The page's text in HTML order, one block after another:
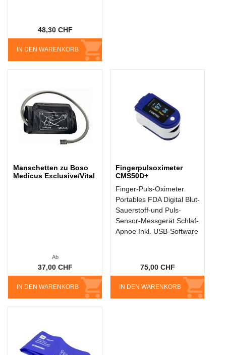
IN DEN WARENKORB
48,30 CHF
Manschetten zu Boso
Medicus Exclusive/Vital
IN DEN WARENKORB
Ab
37,00 CHF
Fingerpulsoximeter
CMS50D+
Finger-Puls-Oximeter
Portables FDA Digital Blut-
Sauerstoff-und Puls-
Sensor-Messgerät Schlaf-
Apnoe Inkl. USB-Software
IN DEN WARENKORB
75,00 CHF